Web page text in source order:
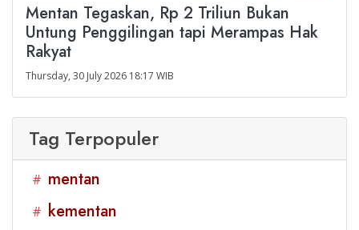
Mentan Tegaskan, Rp 2 Triliun Bukan
Untung Penggilingan tapi Merampas Hak
Rakyat
Thursday, 30 July 2026 18:17 WIB
Tag Terpopuler
# mentan
# kementan